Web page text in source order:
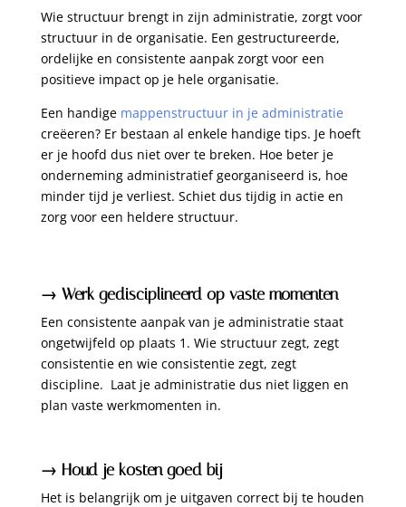
Wie structuur brengt in zijn administratie, zorgt voor
structuur in de organisatie. Een gestructureerde,
ordelijke en consistente aanpak zorgt voor een
positieve impact op je hele organisatie.
Een handige mappenstructuur in je administratie
creëeren? Er bestaan al enkele handige tips. Je hoeft
er je hoofd dus niet over te breken. Hoe beter je
onderneming administratief georganiseerd is, hoe
minder tijd je verliest. Schiet dus tijdig in actie en
zorg voor een heldere structuur.
→ Werk gedisciplineerd op vaste momenten
Een consistente aanpak van je administratie staat
ongetwijfeld op plaats 1. Wie structuur zegt, zegt
consistentie en wie consistentie zegt, zegt
discipline. Laat je administratie dus niet liggen en
plan vaste werkmomenten in.
→ Houd je kosten goed bij
Het is belangrijk om je uitgaven correct bij te houden